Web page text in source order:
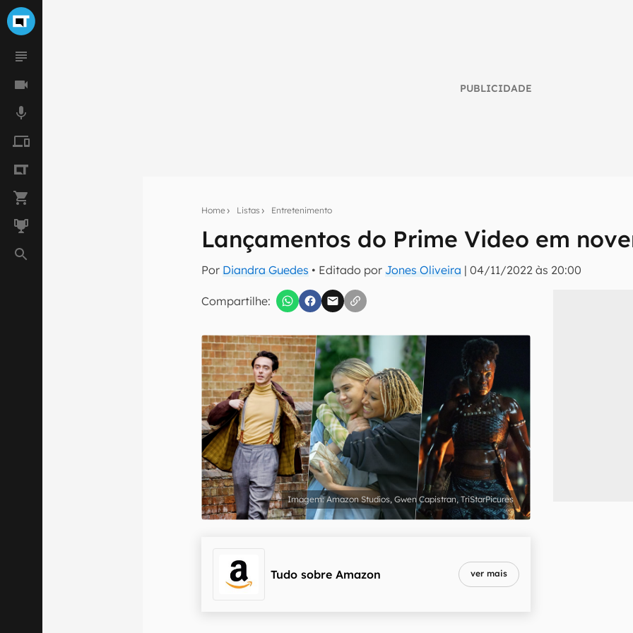
PUBLICIDADE
Home Listas Entretenimento
Lançamentos do Prime Video em
Por Diandra Guedes • Editado por Jones Oliveira |04/11/2022 às 20:00
Compartilhe:
Assine a newsletter do Canaltech e receba notícias e reviews sobre tecnologia
inscreva-se
Confirmo que li, aceito e concordo com os Termos de Uso e Política de Privacidade do
Amazon Studios, Gwen Capistran, TriStarPicures
Tudo sobre Amazon ver mais